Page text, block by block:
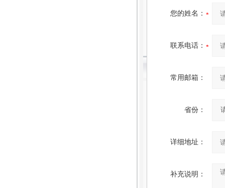
您的姓名：
联系电话：
常用邮箱：
省份：
详细地址：
补充说明：